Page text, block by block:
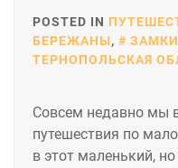
POSTED IN
БЕРЕЖАНЫ, ЗАМКИ
ТЕРНОПОЛЬСКАЯ
Совсем недавно мы
путешествия по
в этот маленький,